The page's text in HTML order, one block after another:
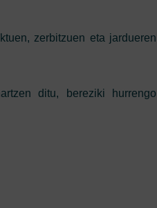
zerbitzuen eta jardueren
ditu, bereziki hurrengo